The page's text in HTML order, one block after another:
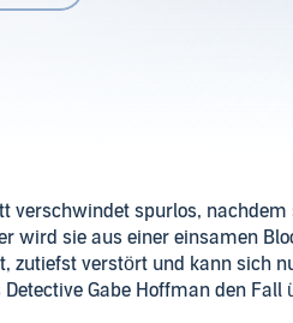
verschwindet spurlos,
wird sie aus einer einsamen
zutiefst verstört und kann sich
Gabe Hoffman den
Albtraum beginnt.